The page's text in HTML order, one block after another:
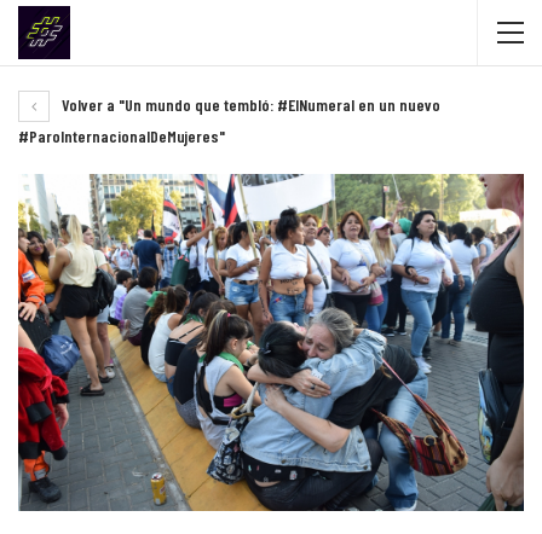
Volver a "Un mundo que tembló: #ElNumeral en un nuevo
#ParoInternacionalDeMujeres"